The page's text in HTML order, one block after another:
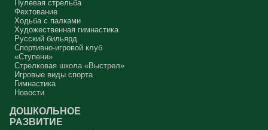
Пулевая стрельба
Фехтование
Ходьба с палками
Художественная гимнастика
Русский бильярд
Спортивно-игровой клуб
«Ступени»
Стрелковая школа «Выстрел»
Игровые виды спорта
Гимнастика
Новости
ДОШКОЛЬНОЕ
РАЗВИТИЕ